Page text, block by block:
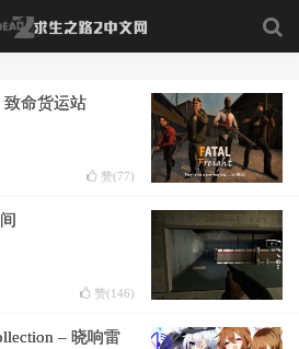
命货运站
赞(77)
赞(146)
– 晓响雷